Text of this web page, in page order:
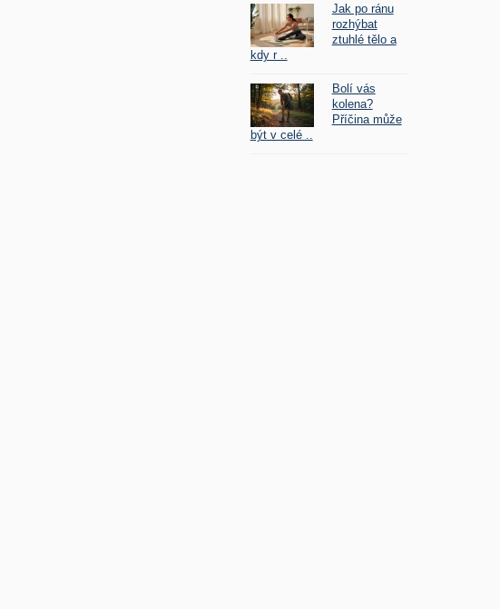
Jak po ránu
rozhýbat
ztuhlé tělo a
kdy r ..
Bolí vás
kolena?
Příčina může
být v celé ..